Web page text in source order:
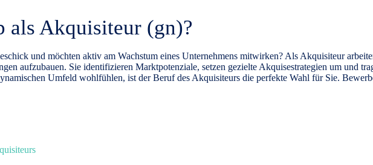
als Akquisiteur (gn)?
und möchten aktiv am Wachstum eines Unternehmens mitwirken? Als Akquisiteur
aufzubauen. Sie identifizieren Marktpotenziale, setzen gezielte Akquisestrategien um und
Umfeld wohlfühlen, ist der Beruf des Akquisiteurs die perfekte Wahl für Sie.